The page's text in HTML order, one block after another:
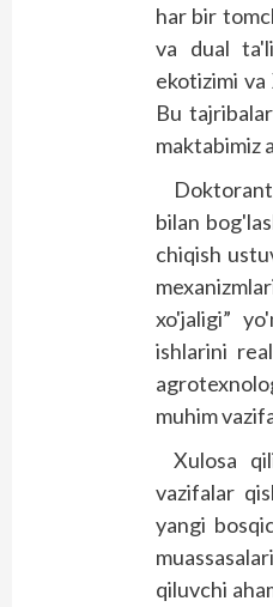
har bir
va dual
ekotizimi
Bu
maktabimiz
bilan
chiqish
xo'jaligi”
ishlarini
muhim
Xulosa
vazifalar
yangi
qiluvchi